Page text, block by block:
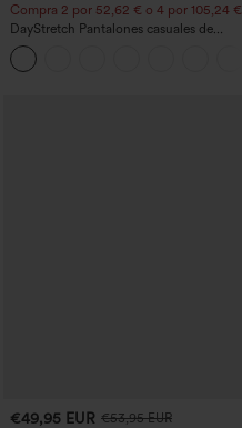
Compra 2 por 52,62 € o 4 por 105,24 €.
DayStretch Pantalones casuales de
cintura alta con pernera tipo barril y
bolsillos
€49,95 EUR €53,95 EUR